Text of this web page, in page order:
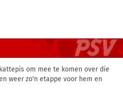
om mee te komen over die
weer zo'n etappe voor hem en